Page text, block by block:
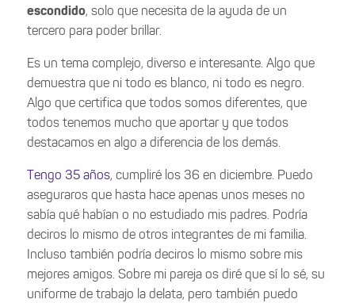
escondido, solo que necesita de la ayuda de un
tercero para poder brillar.
Es un tema complejo, diverso e interesante. Algo que
demuestra que ni todo es blanco, ni todo es negro.
Algo que certifica que todos somos diferentes, que
todos tenemos mucho que aportar y que todos
destacamos en algo a diferencia de los demás.
Tengo 35 años, cumpliré los 36 en diciembre. Puedo
aseguraros que hasta hace apenas unos meses no
sabía qué habían o no estudiado mis padres. Podría
deciros lo mismo de otros integrantes de mi familia.
Incluso también podría deciros lo mismo sobre mis
mejores amigos. Sobre mi pareja os diré que sí lo sé, su
uniforme de trabajo la delata, pero también puedo